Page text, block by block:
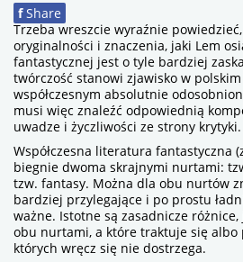
f Share
Trzeba wreszcie wyraźnie
oryginalności i znaczenia, jaki Lem
fantastycznej jest o tyle bardziej
twórczość stanowi zjawisko w
współczesnym absolutnie
musi więc znaleźć odpowiednią
uwadze i życzliwości ze strony krytyki.
Współczesna literatura fantastyczna
biegnie dwoma skrajnymi nurtami:
tzw. fantasy. Można dla obu nurtów
bardziej przylegające i po prostu
ważne. Istotne są zasadnicze
obu nurtami, a które traktuje się albo
których wręcz się nie dostrzega.